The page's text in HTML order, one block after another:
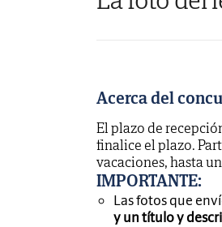
Acerca del
El plazo de
finalice el plazo.
vacaciones, hasta
IMPORTANTE:
Las fotos que
y un título y